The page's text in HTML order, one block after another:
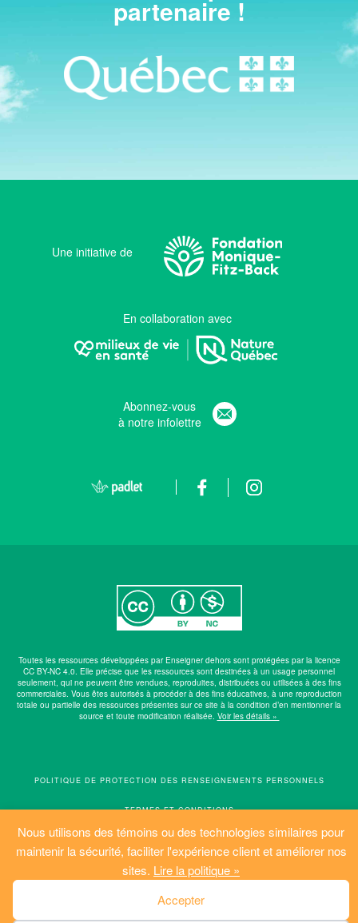
partenaire !
Une initiative de
En collaboration avec
Abonnez-vous
à notre infolettre
Toutes les ressources développées par Enseigner dehors sont protégées par la licence
CC BY-NC 4.0. Elle précise que les ressources sont destinées à un usage personnel
seulement, qui ne peuvent être vendues, reproduites, distribuées ou utilisées à des fins
commerciales. Vous êtes autorisés à procéder à des fins éducatives, à une reproduction
totale ou partielle des ressources présentes sur ce site à la condition d’en mentionner la
source et toute modification réalisée. Voir les détails »
POLITIQUE DE PROTECTION DES RENSEIGNEMENTS PERSONNELS
TERMES ET CONDITIONS
POLITIQUE D’IDENTIFICATION DES TÉMOINS
PLAN DU SITE
© ENSEIGNER DEHORS. TOUS DROITS RÉSERVÉS.
Nous utilisons des témoins ou des technologies similaires pour
maintenir la sécurité, faciliter l'expérience client et améliorer nos
sites. Lire la politique »
Accepter